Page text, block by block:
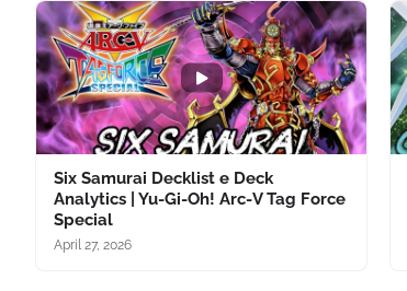
Six Samurai Decklist e Deck
Analytics | Yu-Gi-Oh! Arc-V Tag Force
Special
April 27, 2026